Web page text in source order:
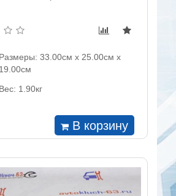
Размеры: 33.00см x 25.00см x
19.00см
Вес: 1.90кг
В корзину